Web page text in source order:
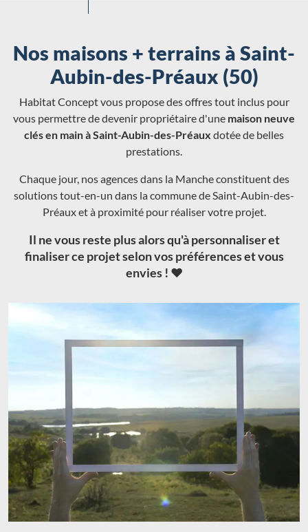
Nos maisons + terrains à Saint-
Aubin-des-Préaux (50)
Habitat Concept vous propose des offres tout inclus pour
vous permettre de devenir propriétaire d'une maison neuve
clés en main à Saint-Aubin-des-Préaux dotée de belles
prestations.
Chaque jour, nos agences dans la Manche constituent des
solutions tout-en-un dans la commune de Saint-Aubin-des-
Préaux et à proximité pour réaliser votre projet.
Il ne vous reste plus alors qu'à personnaliser et
finaliser ce projet selon vos préférences et vous
envies ! ❤️